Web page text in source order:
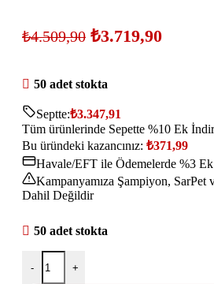
₺4.509,90 ₺3.719,90
50 adet stokta
Septte:₺3.347,91
Tüm ürünlerinde Sepette %10 Ek
Bu üründeki kazancınız: ₺371,99
Havale/EFT ile Ödemelerde %3
Kampanyamıza Şampiyon,
Dahil Değildir
50 adet stokta
- +